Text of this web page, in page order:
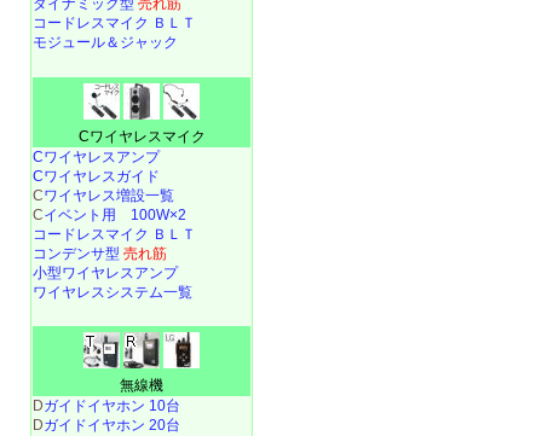
ダイナミック型 売れ筋
コードレスマイク ＢＬＴ
モジュール＆ジャック
Cワイヤレスマイク
Cワイヤレスアンプ
Cワイヤレスガイド
Cワイヤレス増設一覧
Cイベント用 100W×2
コードレスマイク ＢＬＴ
コンデンサ型 売れ筋
小型ワイヤレスアンプ
ワイヤレスシステム一覧
無線機
Dガイドイヤホン 10台
Dガイドイヤホン 20台